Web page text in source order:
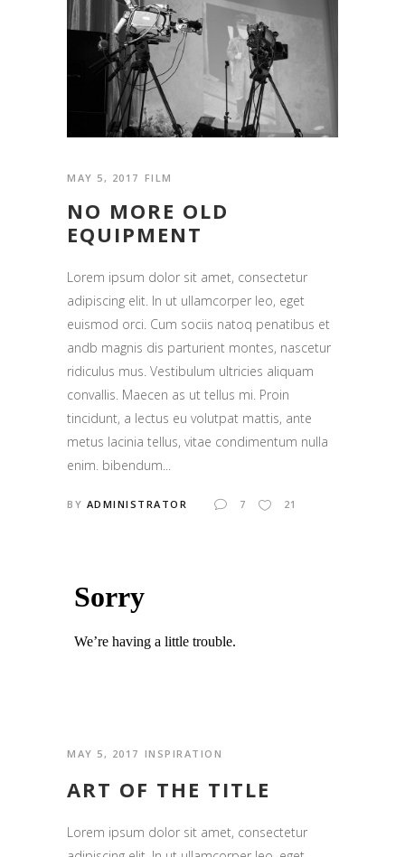
MAY 5, 2017 FILM
NO MORE OLD
EQUIPMENT
Lorem ipsum dolor sit amet, consectetur
adipiscing elit. In ut ullamcorper leo, eget
euismod orci. Cum sociis natoq penatibus et
andb magnis dis parturient montes, nascetur
ridiculus mus. Vestibulum ultricies aliquam
convallis. Maecen as ut tellus mi. Proin
tincidunt, a lectus eu volutpat mattis, ante
metus lacinia tellus, vitae condimentum nulla
enim. bibendum...
BY ADMINISTRATOR 7 21
MAY 5, 2017 INSPIRATION
ART OF THE TITLE
Lorem ipsum dolor sit amet, consectetur